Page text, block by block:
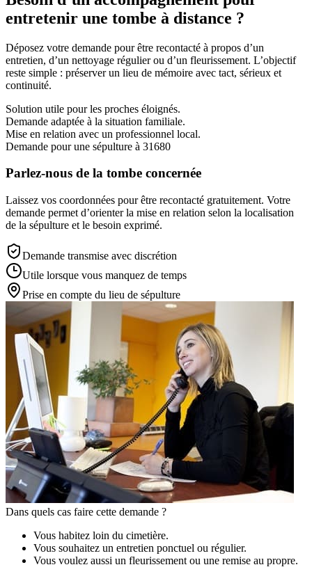
entretenir une tombe à distance ?
Déposez votre demande pour être recontacté à propos d’un
entretien, d’un nettoyage régulier ou d’un fleurissement. L’objectif
reste simple : préserver un lieu de mémoire avec tact, sérieux et
continuité.
Solution utile pour les proches éloignés.
Demande adaptée à la situation familiale.
Mise en relation avec un professionnel local.
Demande pour une sépulture à 31680
Parlez-nous de la tombe concernée
Laissez vos coordonnées pour être recontacté gratuitement. Votre
demande permet d’orienter la mise en relation selon la localisation
de la sépulture et le besoin exprimé.
Demande transmise avec discrétion
Utile lorsque vous manquez de temps
Prise en compte du lieu de sépulture
Dans quels cas faire cette demande ?
Vous habitez loin du cimetière.
Vous souhaitez un entretien ponctuel ou régulier.
Vous voulez aussi un fleurissement ou une remise au propre.